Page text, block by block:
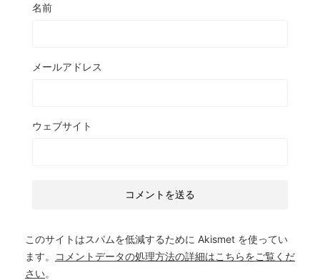
名前
メールアドレス
ウェブサイト
このサイトはスパムを低減するために Akismet を使ってい
ます。
コメントデータの処理方法の詳細はこちらをご覧くだ
さい。